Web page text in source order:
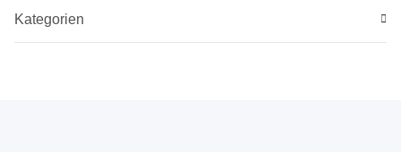
Kategorien